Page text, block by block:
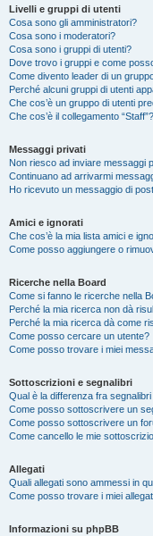
Livelli e gruppi di utenti
Cosa sono gli amministratori?
Cosa sono i moderatori?
Cosa sono i gruppi di utenti?
Dove trovo i gruppi e come
Come divento leader di un
Perché alcuni gruppi di utenti
Che cos’è un gruppo di utenti
Che cos’è il collegamento “Staff”?
Messaggi privati
Non riesco ad inviare messaggi
Continuano ad arrivarmi
Ho ricevuto un messaggio di
Amici e ignorati
Che cos’è la mia lista amici e
Come posso aggiungere o
Ricerche nella Board
Come si fanno le ricerche nella
Perché la mia ricerca non dà
Perché la mia ricerca dà come
Come posso cercare un utente?
Come posso trovare i miei
Sottoscrizioni e segnalibri
Qual è la differenza fra
Come posso sottoscrivere un
Come posso sottoscrivere un
Come cancello le mie
Allegati
Quali allegati sono ammessi in
Come posso trovare i miei
Informazioni su phpBB